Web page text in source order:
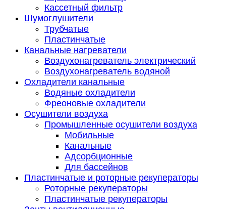
Кассетный фильтр
Шумоглушители
Трубчатые
Пластинчатые
Канальные нагреватели
Воздухонагреватель электрический
Воздухонагреватель водяной
Охладители канальные
Водяные охладители
Фреоновые охладители
Осушители воздуха
Промышленные осушители воздуха
Мобильные
Канальные
Адсорбционные
Для бассейнов
Пластинчатые и роторные рекуператоры
Роторные рекуператоры
Пластинчатые рекуператоры